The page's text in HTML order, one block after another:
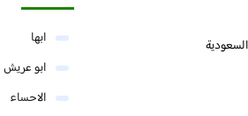
ابها
ابو عريش
الاحساء